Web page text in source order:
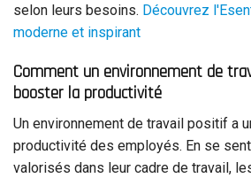
selon leurs besoins. Découvrez
moderne et inspirant
Comment un environnement de
booster la productivité
Un environnement de travail positif a
productivité des employés. En se
valorisés dans leur cadre de travail,